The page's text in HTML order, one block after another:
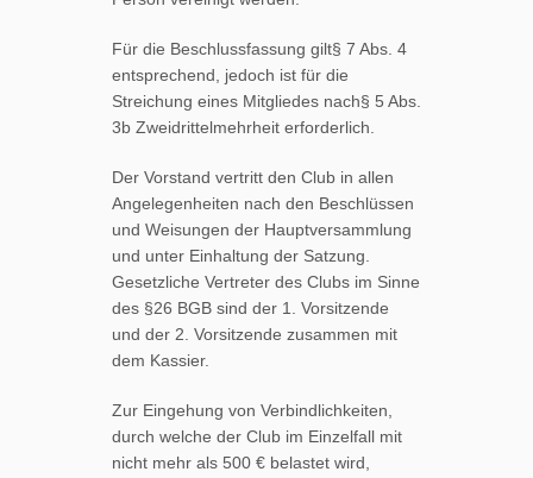
Für die Beschlussfassung gilt§ 7 Abs. 4
entsprechend, jedoch ist für die
Streichung eines Mitgliedes nach§ 5 Abs.
3b Zweidrittelmehrheit erforderlich.
Der Vorstand vertritt den Club in allen
Angelegenheiten nach den Beschlüssen
und Weisungen der Hauptversammlung
und unter Einhaltung der Satzung.
Gesetzliche Vertreter des Clubs im Sinne
des §26 BGB sind der 1. Vorsitzende
und der 2. Vorsitzende zusammen mit
dem Kassier.
Zur Eingehung von Verbindlichkeiten,
durch welche der Club im Einzelfall mit
nicht mehr als 500 € belastet wird,